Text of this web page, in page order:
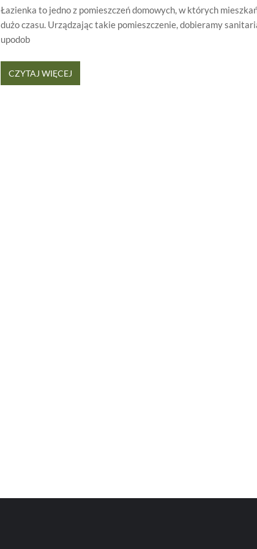
Łazienka to jedno z pomieszczeń domowych, w których
dużo czasu. Urządzając takie pomieszczenie, dobieramy
upodob
CZYTAJ WIĘCEJ